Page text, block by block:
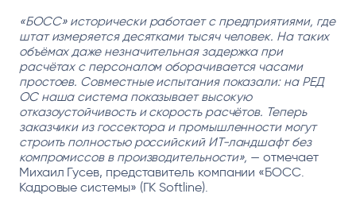
«БОСС» исторически работает с предприятиями, где
штат измеряется десятками тысяч человек. На таких
объёмах даже незначительная задержка при
расчётах с персоналом оборачивается часами
простоев. Совместные испытания показали: на РЕД
ОС наша система показывает высокую
отказоустойчивость и скорость расчётов. Теперь
заказчики из госсектора и промышленности могут
строить полностью российский ИТ-ландшафт без
компромиссов в производительности», — отмечает
Михаил Гусев, представитель компании «БОСС.
Кадровые системы» (ГК Softline).